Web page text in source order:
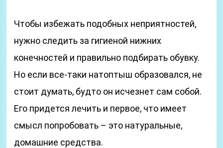
Чтобы избежать подобных неприятностей,
нужно следить за гигиеной нижних
конечностей и правильно подбирать обувку.
Но если все-таки натоптыш образовался, не
стоит думать, будто он исчезнет сам собой.
Его придется лечить и первое, что имеет
смысл попробовать – это натуральные,
домашние средства.